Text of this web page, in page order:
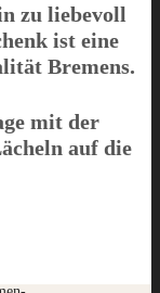
zu liebevoll
ist eine
Bremens.
mit der
auf die